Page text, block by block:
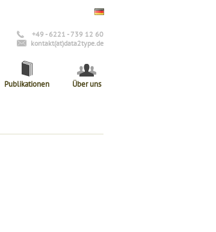
+49 - 6221 - 739 12 60
kontakt(at)data2type.de
Publikationen Über uns